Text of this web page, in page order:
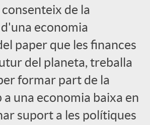
de la
economia
paper que les finances
del planeta, treballa
formar part de la
una economia baixa en
suport a les polítiques